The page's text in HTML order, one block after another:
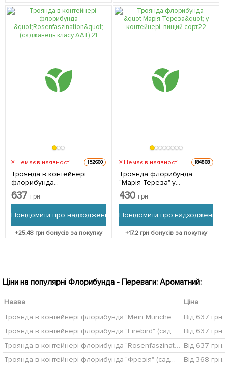
Немає в наявності 152660
Троянда в контейнері
флорибунда
"Rosenfaszination"
(саджанець класу АА+) 1
637 грн
Повідомити про надходження
+25.48 грн бонусів за покупку
Немає в наявності 184868
Троянда флорибунда
"Марія Тереза" у
контейнері, вищий сорт 1
саджанець в упаковці
430 грн
Повідомити про надходження
+17.2 грн бонусів за покупку
Ціни на популярні Флорибунда - Переваги: Ароматний:
Назва
Ціна
Троянда в контейнері флорибунда "Mein Munchen" (саджанець класу АА+)
Від 637 грн.
Троянда в контейнері флорибунда "Firebird" (саджанець класу АА+)
Від 637 грн.
Троянда в контейнері флорибунда "Rosenfaszination" (саджанець класу АА+) Від 637 грн.
Троянда в контейнері флорибунда "Фрезія" (саджанець класу АА+)
Від 368 грн.